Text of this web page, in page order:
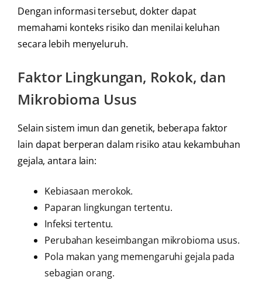
Dengan informasi tersebut, dokter dapat
memahami konteks risiko dan menilai keluhan
secara lebih menyeluruh.
Faktor Lingkungan, Rokok, dan
Mikrobioma Usus
Selain sistem imun dan genetik, beberapa faktor
lain dapat berperan dalam risiko atau kekambuhan
gejala, antara lain:
Kebiasaan merokok.
Paparan lingkungan tertentu.
Infeksi tertentu.
Perubahan keseimbangan mikrobioma usus.
Pola makan yang memengaruhi gejala pada
sebagian orang.